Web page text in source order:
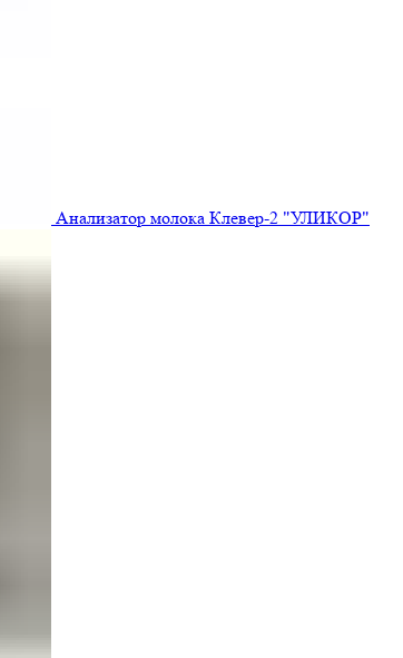
Анализатор молока Клевер-2 "УЛИКОР"